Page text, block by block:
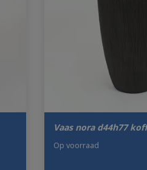
Vaas nora d44h77
Op voorraad